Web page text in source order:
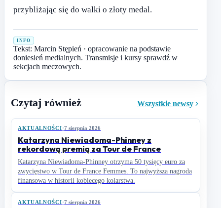
przybliżając się do walki o złoty medal.
INFO
Tekst: Marcin Stępień · opracowanie na podstawie
doniesień medialnych. Transmisje i kursy sprawdź w
sekcjach meczowych.
Czytaj również Wszystkie newsy
AKTUALNOŚCI·7 sierpnia 2026
Katarzyna Niewiadoma-Phinney z
rekordową premią za Tour de France
Katarzyna Niewiadoma-Phinney otrzyma 50 tysięcy euro za
zwycięstwo w Tour de France Femmes. To najwyższa nagroda
finansowa w historii kobiecego kolarstwa.
AKTUALNOŚCI·7 sierpnia 2026